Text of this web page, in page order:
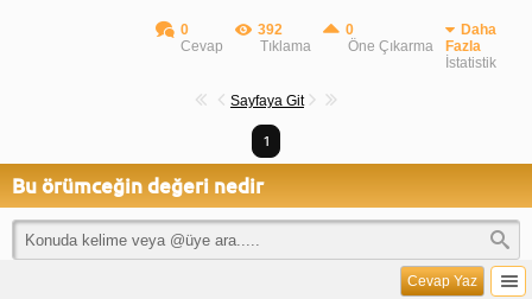
0
Cevap
392
Tıklama
0
Öne Çıkarma
Daha
Fazla
İstatistik
Sayfaya Git
1
Bu örümceğin değeri nedir
Cevap Yaz